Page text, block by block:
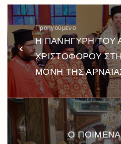
Προηγούμενο
Η ΠΑΝΗΓΥΡΗ ΤΟΥ
ΧΡΙΣΤΟΦΟΡΟΥ
ΜΟΝΗ ΤΗΣ
Ο